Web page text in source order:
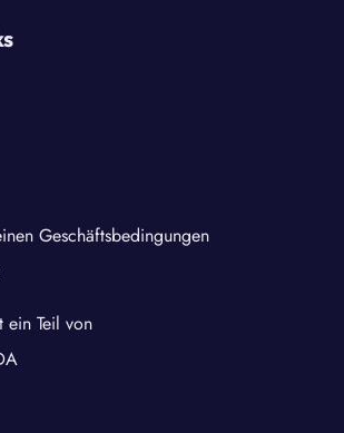
Geschäftsbedingungen
ein Teil von